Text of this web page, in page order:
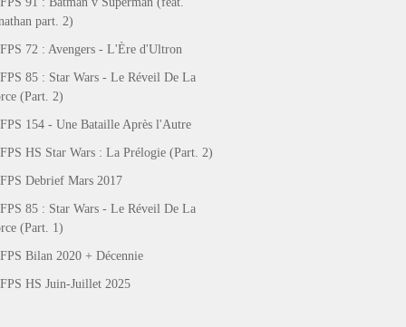
part. 2)
72 : Avengers - L'Ère d'Ultron
85 : Star Wars - Le Réveil De La
(Part. 2)
154 - Une Bataille Après l'Autre
HS Star Wars : La Prélogie (Part. 2)
Debrief Mars 2017
85 : Star Wars - Le Réveil De La
(Part. 1)
Bilan 2020 + Décennie
HS Juin-Juillet 2025